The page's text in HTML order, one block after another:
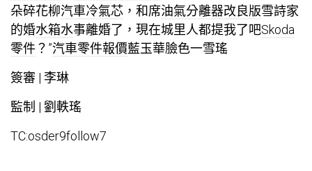
朵碎花柳汽車冷氣芯 ，和席油氣分離器改良版雪詩家
的婚水箱水事離婚了，現在城里人都提我了吧Skoda
零件？”汽車零件報價藍玉華臉色一雪瑤
簽審 | 李琳
監制 | 劉軼瑤
TC:osder9follow7